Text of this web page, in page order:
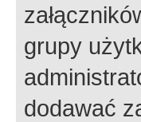
grupy
dodawać